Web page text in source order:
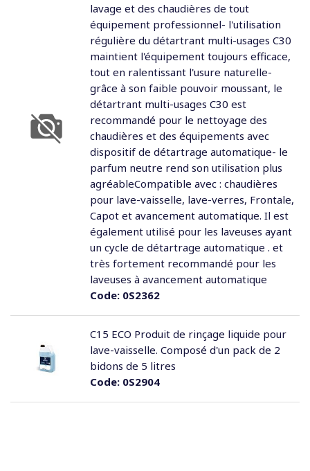
Code:0S2362
lavage et des chaudières de tout
équipement professionnel- l'utilisation
régulière du détartrant multi-usages C30
maintient l'équipement toujours efficace,
tout en ralentissant l'usure naturelle-
grâce à son faible pouvoir moussant, le
détartrant multi-usages C30 est
recommandé pour le nettoyage des
chaudières et des équipements avec
dispositif de détartrage automatique- le
parfum neutre rend son utilisation plus
agréableCompatible avec : chaudières
pour lave-vaisselle, lave-verres, Frontale,
Capot et avancement automatique. Il est
également utilisé pour les laveuses ayant
un cycle de détartrage automatique . et
très fortement recommandé pour les
laveuses à avancement automatique
Code:0S2904
C15 ECO Produit de rinçage liquide pour
lave-vaisselle. Composé d'un pack de 2
bidons de 5 litres